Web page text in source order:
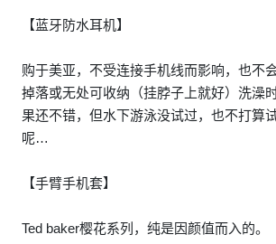
【蓝牙防水耳机】
购于美亚，不受连接手机线而影响，也不
掉落或无处可收纳（挂脖子上就好）洗澡
果还不错，但水下游泳没试过，也不打算
呢…
【手臂手机套】
Ted baker樱花系列，纯是因颜值而入的。